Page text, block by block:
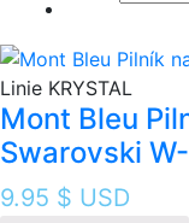
Linie KRYSTAL
Mont Bleu
Swarovski
9.95 $ USD